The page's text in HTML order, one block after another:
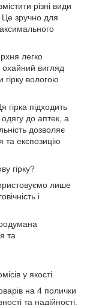
різні види
Це зручно для
легко
вигляд
гірку вологою
гірка підходить
одягу до аптек, а
дозволяє
та експозицію
гірку?
лише
і
та
у якості.
на 4 полички
та надійності.